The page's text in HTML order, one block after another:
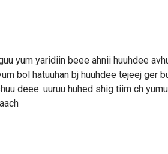
yum yaridiin beee ahnii huuhdee
bol hatuuhan bj huuhdee tejeej ger
deee. uuruu huhed shig tiim ch